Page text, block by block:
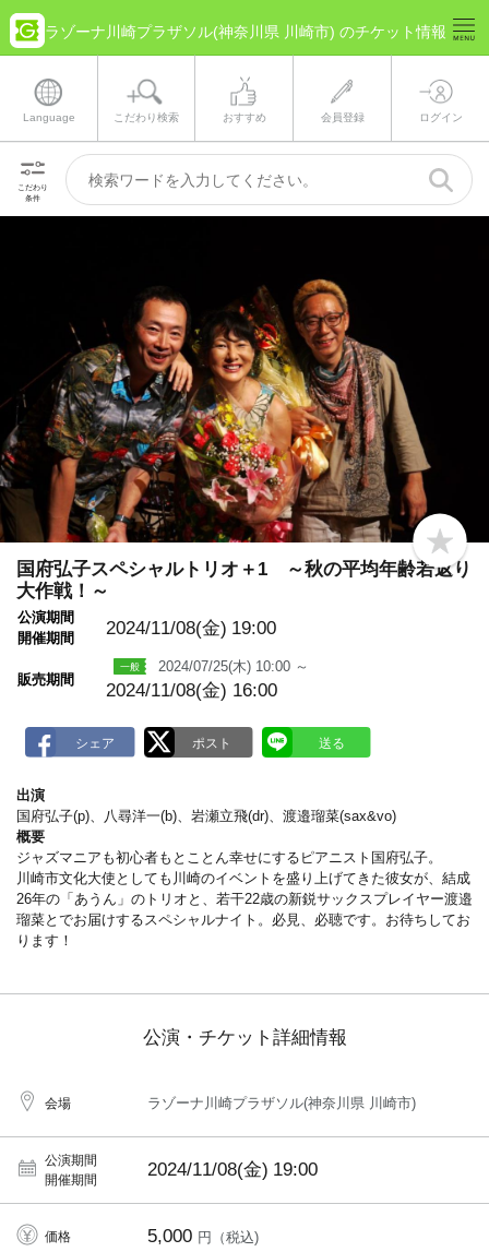
ラゾーナ川崎プラザソル(神奈川県 川崎市) のチケット情報
Language こだわり検索 おすすめ 会員登録 ログイン
こだわり
条件
b
o
o
国府弘子スペシャルトリオ＋1 ～秋の平均年齢若返り
大作戦！～
公演期間
開催期間
2024/11/08(金) 19:00
販売期間
2024/07/25(木) 10:00 ～
2024/11/08(金) 16:00
出演
国府弘子(p)、八尋洋一(b)、岩瀬立飛(dr)、渡邉瑠菜(sax&vo)
概要
ジャズマニアも初心者もとことん幸せにするピアニスト国府弘子。
川崎市文化大使としても川崎のイベントを盛り上げてきた彼女が、結成
26年の「あうん」のトリオと、若干22歳の新鋭サックスプレイヤー渡邉
瑠菜とでお届けするスペシャルナイト。必見、必聴です。お待ちしてお
ります！
公演・チケット詳細情報
会場 ラゾーナ川崎プラザソル(神奈川県 川崎市)
公演期間
開催期間
2024/11/08(金) 19:00
価格 5,000 円（税込)